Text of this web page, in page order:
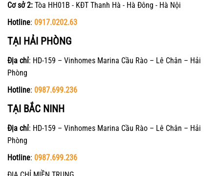
Cơ sở 2: Tòa HH01B - KĐT Thanh Hà - Hà Đông - Hà Nội
Hotline: 0917.0202.63
TẠI HẢI PHÒNG
Địa chỉ: HD-159 – Vinhomes Marina Cầu Rào – Lê Chân – Hải
Phòng
Hotline: 0987.699.236
TẠI BẮC NINH
Địa chỉ: HD-159 – Vinhomes Marina Cầu Rào – Lê Chân – Hải
Phòng
Hotline: 0987.699.236